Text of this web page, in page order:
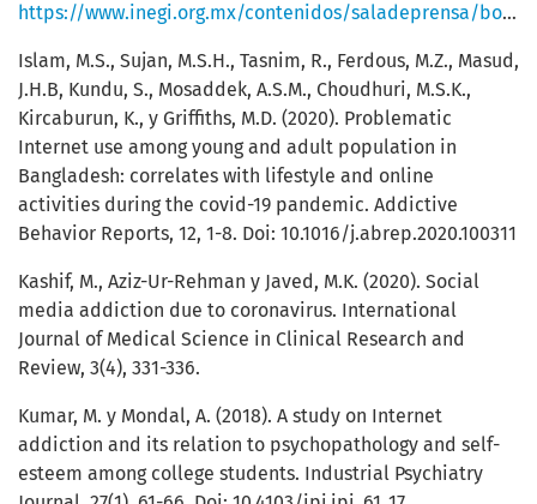
https://www.inegi.org.mx/contenidos/saladeprensa/boletines/2023/ENDUTIH/ENDUTIH_22.pdf
Islam, M.S., Sujan, M.S.H., Tasnim, R., Ferdous, M.Z., Masud,
J.H.B, Kundu, S., Mosaddek, A.S.M., Choudhuri, M.S.K.,
Kircaburun, K., y Griffiths, M.D. (2020). Problematic
Internet use among young and adult population in
Bangladesh: correlates with lifestyle and online
activities during the covid-19 pandemic. Addictive
Behavior Reports, 12, 1-8. Doi: 10.1016/j.abrep.2020.100311
Kashif, M., Aziz-Ur-Rehman y Javed, M.K. (2020). Social
media addiction due to coronavirus. International
Journal of Medical Science in Clinical Research and
Review, 3(4), 331-336.
Kumar, M. y Mondal, A. (2018). A study on Internet
addiction and its relation to psychopathology and self-
esteem among college students. Industrial Psychiatry